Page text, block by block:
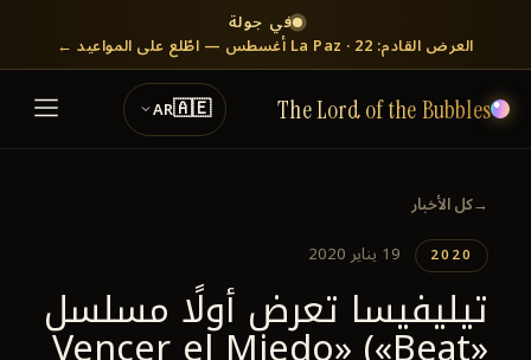
في جولة
العرض القادم: La Paz · 22 أغسطس — اطّلع على المواعيد ←
The Lord of the Bubbles
🇦🇪
AR
←كل الأخبار
2020 19 يناير 2020
تيليفيسا تعرض أولًا مسلسل